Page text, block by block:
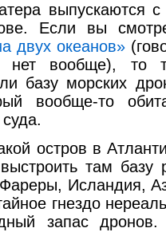
выпускаются
Если вы
двух океанов»
нет вообще), то
базу морских
вообще-то
остров в
там базу
Исландия,
гнездо
запас дронов.